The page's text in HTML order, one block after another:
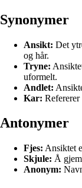
Synonymer
Ansikt: Det
og hår.
Tryne:
uformelt.
Andlet:
Kar:
Antonymer
Fjes: Ansiktet
Skjule: Å
Anonym: